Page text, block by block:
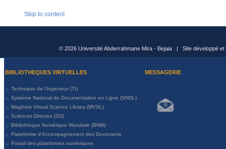
Skip to content
© 2026 Université Abderrahmane Mira - Bejaia | Site développé
BIBLIOTHEQUES VIRTUELLES MESSAGERIE
Technique de l'Ingenieur (TI)
Système National de Documentation en Ligne (SNDL)
Maghreb Virtual Science Library (MVSL)
Sciences Directes (SD)
Bibliothèque Numérique Mondiale (BNM)
Plateforme d'Accompagnement des Doctorants
Portail des plateformes numériques